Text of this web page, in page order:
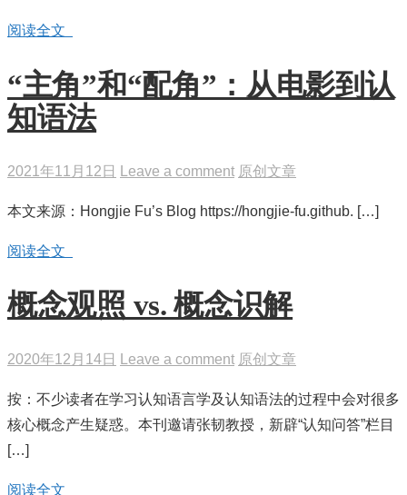
阅读全文
“主角”和“配角”：从电影到认
知语法
2021年11月12日 Leave a comment 原创文章
本文来源：Hongjie Fu’s Blog https://hongjie-fu.github. […]
阅读全文
概念观照 vs. 概念识解
2020年12月14日 Leave a comment 原创文章
按：不少读者在学习认知语言学及认知语法的过程中会对很多
核心概念产生疑惑。本刊邀请张韧教授，新辟“认知问答”栏目
[…]
阅读全文